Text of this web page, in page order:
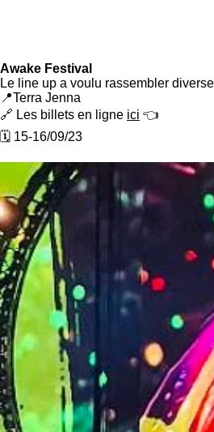
Awake Festival
Le line up a voulu rassembler
📍Terra Jenna
🔗 Les billets en ligne ici 👈
🗓️ 15-16/09/23